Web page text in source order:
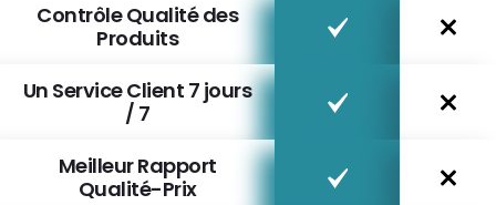
Contrôle Qualité des
Produits
Un Service Client 7 jours
/ 7
Meilleur Rapport
Qualité-Prix